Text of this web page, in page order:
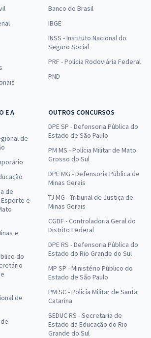
Banco do Brasil
IBGE
INSS - Instituto Nacional do
Seguro Social
PRF - Polícia Rodoviária Federal
PND
E A
de
de
e
e
do
de
OUTROS CONCURSOS
DPE SP - Defensoria Pública do
Estado de São Paulo
PM MS - Polícia Militar de Mato
Grosso do Sul
DPE MG - Defensoria Pública de
Minas Gerais
TJ MG - Tribunal de Justiça de
Minas Gerais
CGDF - Controladoria Geral do
Distrito Federal
DPE RS - Defensoria Pública do
Estado do Rio Grande do Sul
MP SP - Ministério Público do
Estado de São Paulo
PM SC - Polícia Militar de Santa
Catarina
SEDUC RS - Secretaria de
Estado da Educação do Rio
Grande do Sul